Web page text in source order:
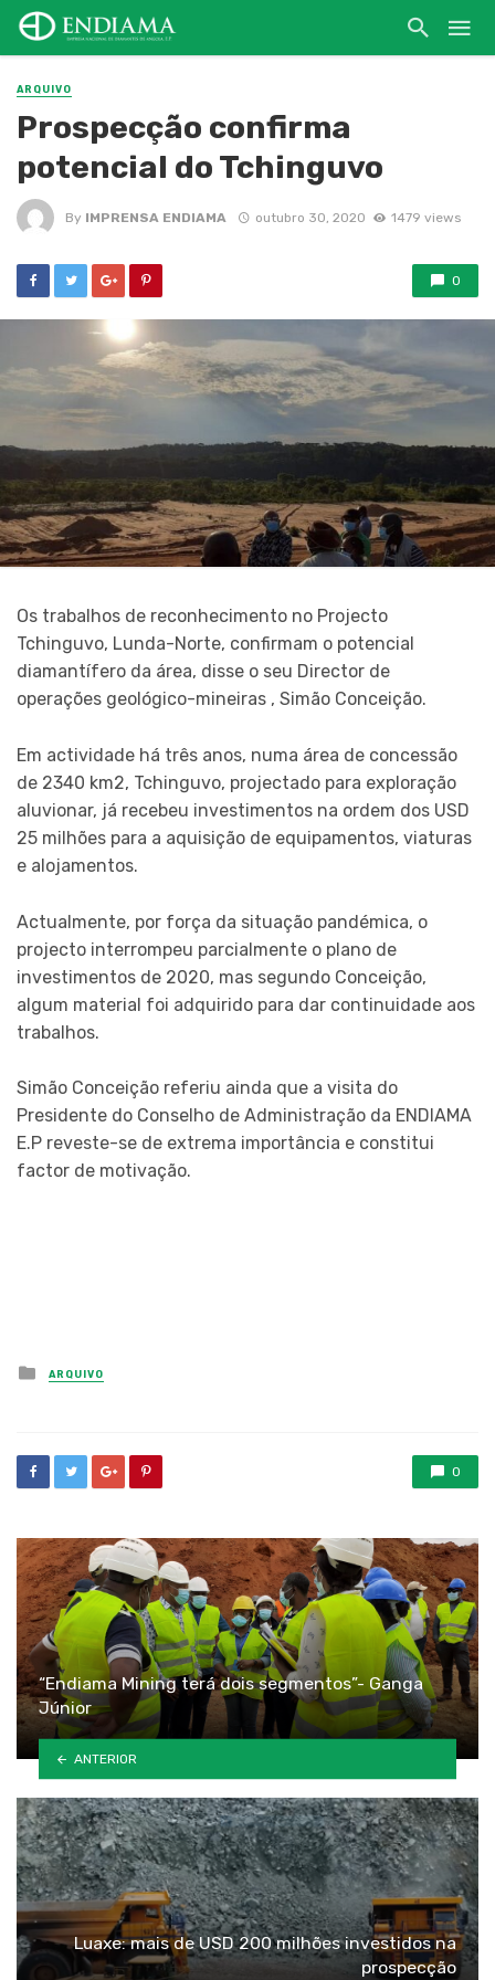
ARQUIVO
Prospecção confirma
potencial do Tchinguvo
By IMPRENSA ENDIAMA outubro 30, 2020 1479 views
0
Os trabalhos de reconhecimento no Projecto
Tchinguvo, Lunda-Norte, confirmam o potencial
diamantífero da área, disse o seu Director de
operações geológico-mineiras , Simão Conceição.
Em actividade há três anos, numa área de concessão
de 2340 km2, Tchinguvo, projectado para exploração
aluvionar, já recebeu investimentos na ordem dos USD
25 milhões para a aquisição de equipamentos, viaturas
e alojamentos.
Actualmente, por força da situação pandémica, o
projecto interrompeu parcialmente o plano de
investimentos de 2020, mas segundo Conceição,
algum material foi adquirido para dar continuidade aos
trabalhos.
Simão Conceição referiu ainda que a visita do
Presidente do Conselho de Administração da ENDIAMA
E.P reveste-se de extrema importância e constitui
factor de motivação.
Posted
in
ARQUIVO
0
“Endiama Mining terá dois segmentos”- Ganga
Júnior
ANTERIOR
Luaxe: mais de USD 200 milhões investidos na
prospecção